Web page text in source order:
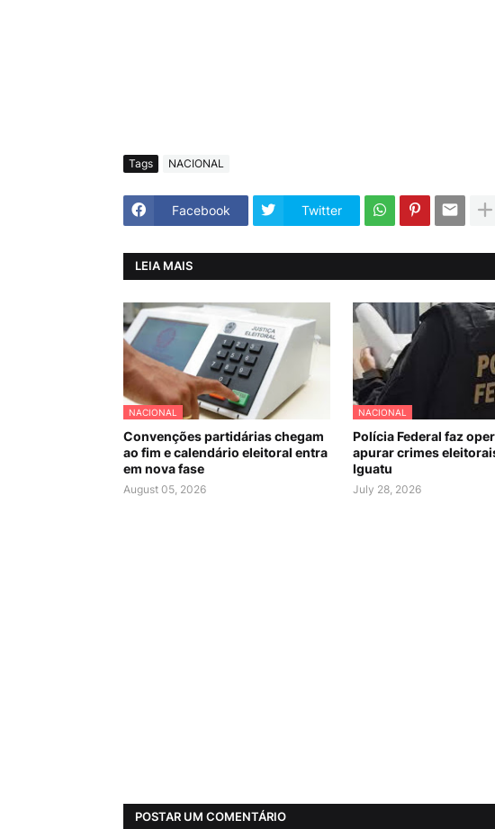
Tags NACIONAL
Facebook Twitter
LEIA MAIS
NACIONAL
Convenções partidárias chegam
ao fim e calendário eleitoral entra
em nova fase
August 05, 2026
NACIONAL
Polícia Federal faz
apurar crimes
Iguatu
July 28, 2026
POSTAR UM COMENTÁRIO